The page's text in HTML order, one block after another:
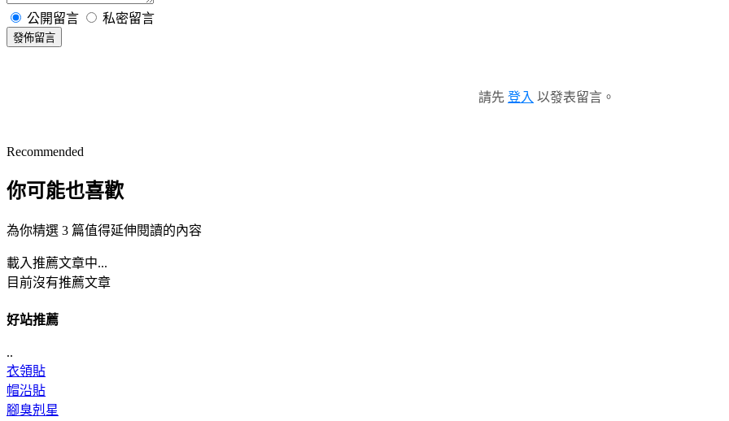
公開留言 私密留言
發佈留言
請先 登入 以發表留言。
Recommended
你可能也喜歡
為你精選 3 篇值得延伸閱讀的內容
載入推薦文章中...
目前沒有推薦文章
好站推薦
..
衣領貼
帽沿貼
腳臭剋星